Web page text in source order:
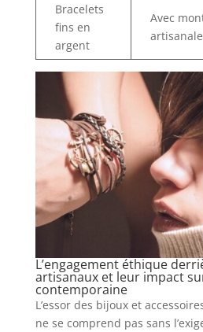
Bracelets
fins en
argent
Avec
artisanale
L’engagement éthique
artisanaux et leur impact
contemporaine
L’essor des bijoux et
ne se comprend pas sans